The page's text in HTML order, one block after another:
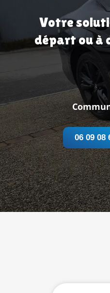
Votre
départ ou à
06 09 08